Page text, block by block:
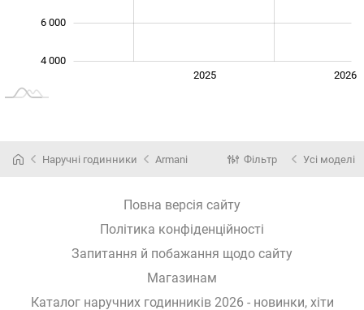
4 000
6 000
2025 2026
Наручні годинники Armani Фільтр Усі моделі
Повна версія сайту
Політика конфіденційності
Запитання й побажання щодо сайту
Магазинам
Каталог наручних годинників 2026 - новинки, хіти